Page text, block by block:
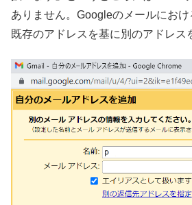
ありません。Googleのメールにおけ
既存のアドレスを基に別のアドレス